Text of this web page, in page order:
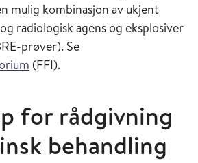
mulig kombinasjon av ukjent
radiologisk agens og eksplosiver
prøver). Se
(FFI).
for rådgivning
behandling